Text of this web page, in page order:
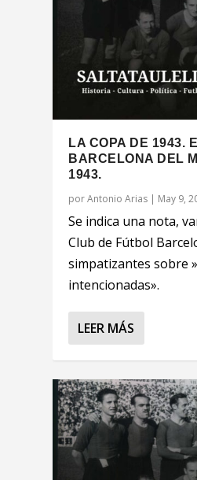
LA COPA DE 1943.
BARCELONA DEL
1943.
porAntonio Arias | May 9,
Se indica una nota,
Club de Fútbol
simpatizantes sobre
intencionadas».
LEER MÁS